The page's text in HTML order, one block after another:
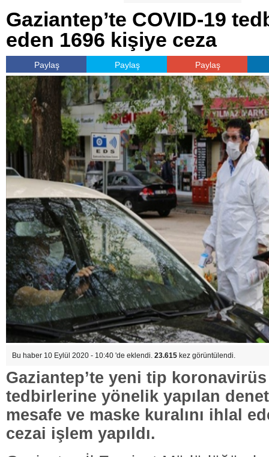
Gaziantep’te COVID-19
eden 1696 kişiye ceza
Paylaş Paylaş Paylaş
Bu haber 10 Eylül 2020 - 10:40 'de eklendi. 23.615 kez görüntülendi.
Gaziantep’te yeni tip koronavirüs
tedbirlerine yönelik yapılan
mesafe ve maske kuralını ihlal
cezai işlem yapıldı.